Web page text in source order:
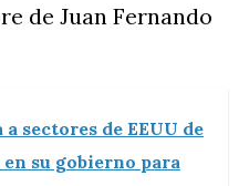
de Juan Fernando
a sectores de EEUU de
su gobierno para